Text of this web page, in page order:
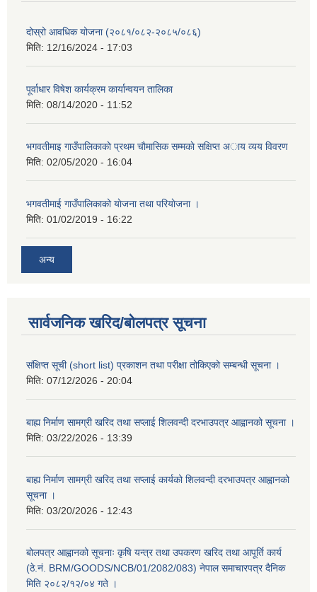
दोस्रो आवधिक योजना (२०८१/०८२-२०८५/०८६)
मिति: 12/16/2024 - 17:03
पूर्वाधार विषेश कार्यक्रम कार्यान्वयन तालिका
मिति: 08/14/2020 - 11:52
भगवतीमाइ गाउँपालिकाकाे प्रथम चाैमासिक सम्मकाे सक्षिप्त अाय व्यय विवरण
मिति: 02/05/2020 - 16:04
भगवतीमाई गाउँपालिकाको याेजना तथा परियाेजना ।
मिति: 01/02/2019 - 16:22
अन्य
सार्वजनिक खरिद/बोलपत्र सूचना
संक्षिप्त सूची (short list) प्रकाशन तथा परीक्षा तोकिएको सम्बन्धी सूचना ।
मिति: 07/12/2026 - 20:04
बाह्य निर्माण सामग्री खरिद तथा सप्लाई शिलवन्दी दरभाउपत्र आह्वानको सूचना ।
मिति: 03/22/2026 - 13:39
बाह्य निर्माण सामग्री खरिद तथा सप्लाई कार्यको शिलवन्दी दरभाउपत्र आह्वानको
सूचना ।
मिति: 03/20/2026 - 12:43
बोलपत्र आह्वानको सूचनाः कृषि यन्त्र तथा उपकरण खरिद तथा आपूर्ति कार्य
(ठे.नं. BRM/GOODS/NCB/01/2082/083) नेपाल समाचारपत्र दैनिक
मिति २०८२/१२/०४ गते ।